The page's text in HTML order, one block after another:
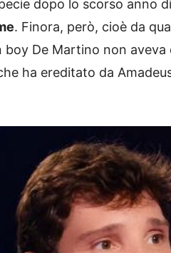
dopo lo scorso anno
. Finora, però, cioè da
boy De Martino non
ha ereditato da